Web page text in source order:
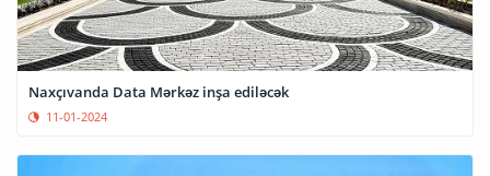
Naxçıvanda Data Mərkəz inşa ediləcək
11-01-2024